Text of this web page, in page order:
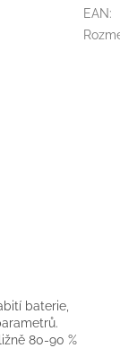
baterie,
80-90 %
EAN: